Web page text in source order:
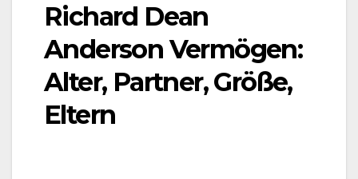
Richard Dean
Anderson Vermögen:
Alter, Partner, Größe,
Eltern